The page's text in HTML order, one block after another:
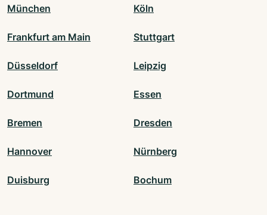
München Köln
Frankfurt am Main Stuttgart
Düsseldorf Leipzig
Dortmund Essen
Bremen Dresden
Hannover Nürnberg
Duisburg Bochum